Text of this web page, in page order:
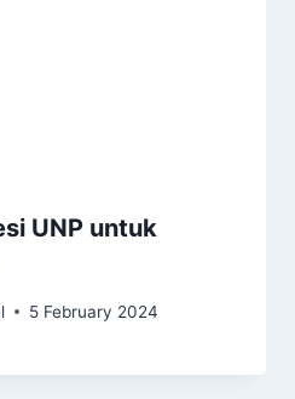
UNP untuk
5 February 2024